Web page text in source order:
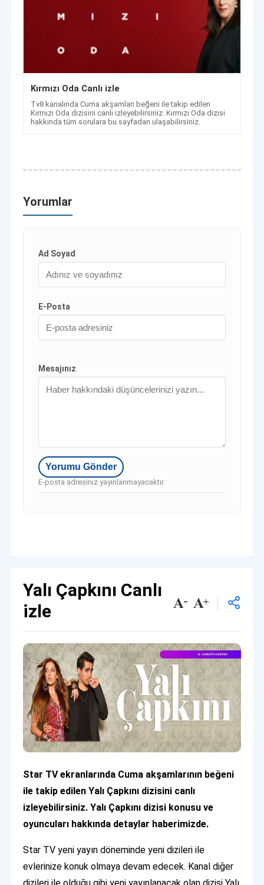
Kırmızı Oda Canlı izle
Tv8 kanalında Cuma akşamları beğeni ile takip edilen
Kırmızı Oda dizisini canlı izleyebilirsiniz. Kırmızı Oda dizisi
hakkında tüm sorulara bu sayfadan ulaşabilirsiniz.
Yorumlar
Ad Soyad
E-Posta
Mesajınız
E-posta adresiniz yayınlanmayacaktır.
Yalı Çapkını Canlı
izle
Star TV ekranlarında Cuma akşamlarının beğeni
ile takip edilen Yalı Çapkını dizisini canlı
izleyebilirsiniz. Yalı Çapkını dizisi konusu ve
oyuncuları hakkında detaylar haberimizde.
Star TV yeni yayın döneminde yeni dizileri ile
evlerinize konuk olmaya devam edecek. Kanal diğer
dizileri ile olduğu gibi yeni yayınlanacak olan dizisi Yalı